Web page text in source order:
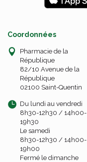
Coordonnées
Pharmacie de la
République
82/10 Avenue de la
République
02100 Saint-Quentin
Du lundi au vendredi
8h30-12h30 / 14h00-
19h30
Le samedi
8h30-12h30 / 14h00-
19h00
Fermé le dimanche